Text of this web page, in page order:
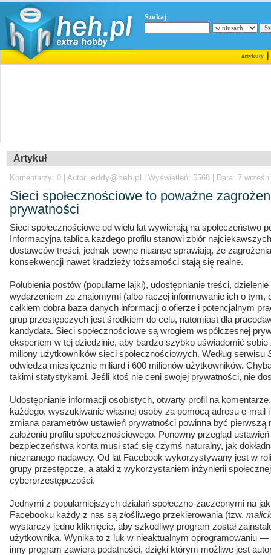
Szukaj
artykuły|
Artykuł
Komentarzy: 0 | Autor: eddy@heh.pl | Wyświetleń: 5568 | Data: 7
Sieci społecznościowe to poważne
prywatności
Sieci społecznościowe od wielu lat wywierają na społeczeństwo
Informacyjna tablica każdego profilu stanowi zbiór
dostawców treści, jednak pewne niuanse sprawiają, że
konsekwencji nawet kradzieży tożsamości stają się realne.
Polubienia postów (popularne lajki), udostępnianie treści,
wydarzeniem ze znajomymi (albo raczej informowanie ich o
całkiem dobra baza danych informacji o ofierze i potencjalnym
grup przestępczych jest środkiem do celu, natomiast dla
kandydata. Sieci społecznościowe są wrogiem współczesnej
ekspertem w tej dziedzinie, aby bardzo szybko uświadomić
miliony użytkowników sieci społecznościowych. Według serwisu
odwiedza miesięcznie miliard i 600 milionów użytkowników.
takimi statystykami. Jeśli ktoś nie ceni swojej prywatności, nie
Udostępnianie informacji osobistych, otwarty profil na
każdego, wyszukiwanie własnej osoby za pomocą adresu e-
zmiana parametrów ustawień prywatności powinna być
założeniu profilu społecznościowego. Ponowny przegląd
bezpieczeństwa konta musi stać się czymś naturalny, jak
nieznanego nadawcy. Od lat Facebook wykorzystywany jest w
grupy przestępcze, a ataki z wykorzystaniem inżynierii
cyberprzestępczości.
Jednymi z popularniejszych działań społeczno-zaczepnymi na
Facebooku każdy z nas są złośliwego przekierowania (tzw.
wystarczy jedno kliknięcie, aby szkodliwy program został
użytkownika. Wynika to z luk w nieaktualnym oprogramowaniu
inny program zawiera podatności, dzięki którym możliwe jest